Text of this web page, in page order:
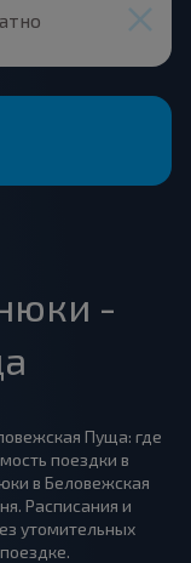
-
Пуща: где
поездки в
в Беловежская
Расписания и
утомительных